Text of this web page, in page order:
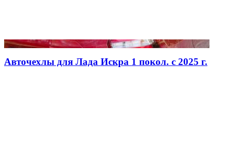
Авточехлы для Лада Искра 1 покол. с 2025 г.